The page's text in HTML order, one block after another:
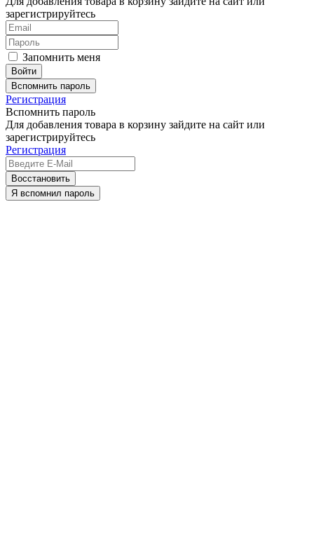
зарегистрируйтесь
Запомнить меня
Вспомнить пароль
Регистрация
Вспомнить пароль
Для добавления товара в корзину зайдите на сайт или
зарегистрируйтесь
Регистрация
Восстановить
Я вспомнил пароль